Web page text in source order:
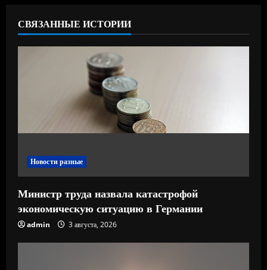
ч
и
СВЯЗАННЫЕ ИСТОРИИ
Новости разные
Министр труда назвала катастрофой
экономическую ситуацию в Германии
admin 3 августа, 2026